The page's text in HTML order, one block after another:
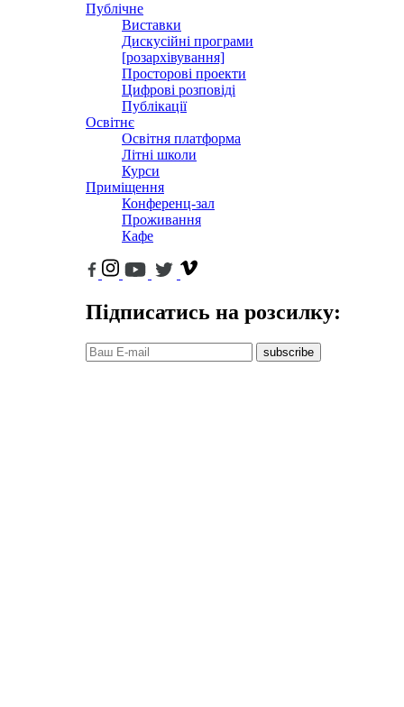
Публічне
Виставки
Дискусійні програми
[розархівування]
Просторові проекти
Цифрові розповіді
Публікації
Освітнє
Освітня платформа
Літні школи
Курси
Приміщення
Конференц-зал
Проживання
Кафе
Підписатись на розсилку:
subscribe